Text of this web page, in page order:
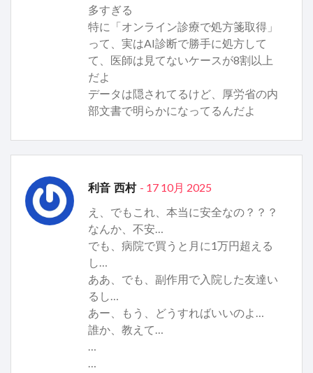
多すぎる
特に「オンライン診療で処方箋取得」
って、実はAI診断で勝手に処方して
て、医師は見てないケースが8割以上
だよ
データは隠されてるけど、厚労省の内
部文書で明らかになってるんだよ
利音 西村 - 17 10月 2025
え、でもこれ、本当に安全なの？？？
なんか、不安…
でも、病院で買うと月に1万円超える
し…
ああ、でも、副作用で入院した友達い
るし…
あー、もう、どうすればいいのよ…
誰か、教えて…
…
…